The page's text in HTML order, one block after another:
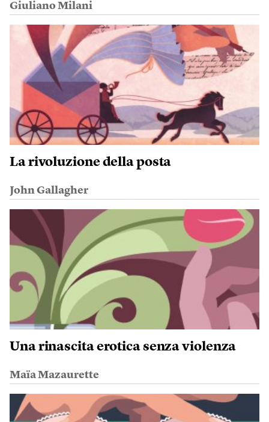
Giuliano Milani
La rivoluzione della posta
John Gallagher
Una rinascita erotica senza violenza
Maïa Mazaurette